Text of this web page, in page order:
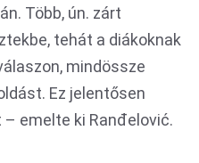
Több, ún. zárt
tehát a diákoknak
mindössze
Ez jelentősen
emelte ki Ranđelović.